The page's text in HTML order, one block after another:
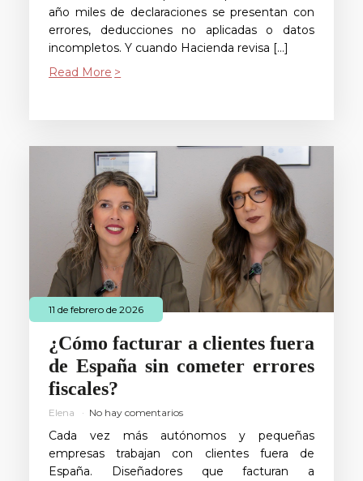
año miles de declaraciones se presentan con
errores, deducciones no aplicadas o datos
incompletos. Y cuando Hacienda revisa […]
Read More
11 de febrero de 2026
¿Cómo facturar a clientes fuera
de España sin cometer errores
fiscales?
Elena No hay comentarios
Cada vez más autónomos y pequeñas
empresas trabajan con clientes fuera de
España. Diseñadores que facturan a